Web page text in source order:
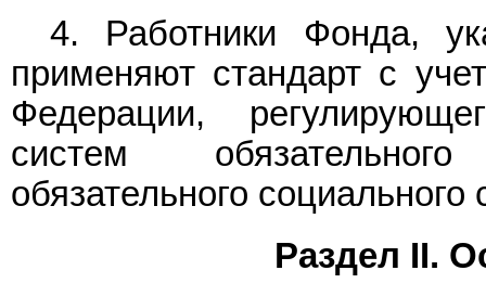
4. Работники Фонда,
применяют стандарт с
Федерации,
систем
обязательного социального
Раздел II.